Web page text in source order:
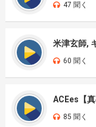
47 聞く
米津玄師,
60 聞く
ACEes【真
85 聞く